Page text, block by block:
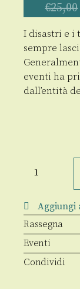
€25,00
I disastri e i
sempre
eventi ha
dall’entità
1908
Aggiungi
Rassegna
Eventi
Condividi